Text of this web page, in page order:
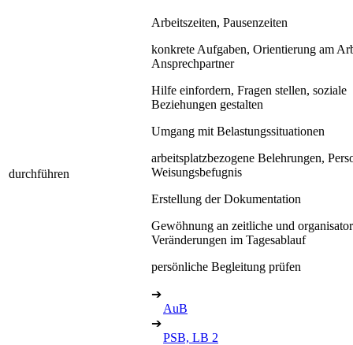
durchführen
Arbeitszeiten, Pausenzeiten
konkrete Aufgaben, Orientierung am
Ansprechpartner
Hilfe einfordern, Fragen stellen, soziale
Beziehungen gestalten
Umgang mit Belastungssituationen
arbeitsplatzbezogene Belehrungen,
Weisungsbefugnis
Erstellung der Dokumentation
Gewöhnung an zeitliche und
Veränderungen im Tagesablauf
persönliche Begleitung prüfen
➔
AuB
➔
PSB, LB 2